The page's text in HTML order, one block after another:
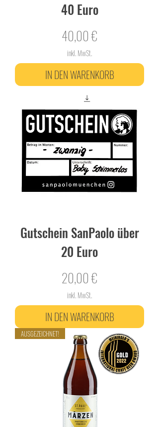
40 Euro
Preis
40,00 €
inkl. MwSt.
IN DEN WARENKORB
Gutschein SanPaolo über
20 Euro
Preis
20,00 €
inkl. MwSt.
IN DEN WARENKORB
AUSGEZEICHNET!